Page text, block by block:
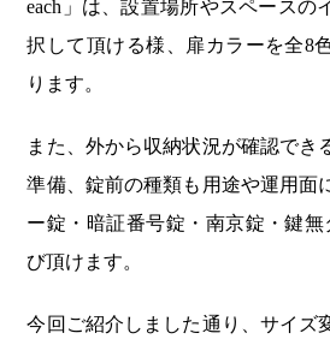
each」は、設置場所やスペースの
択して頂ける様、扉カラーを全8
ります。
また、外から収納状況が確認でき
準備、錠前の種類も用途や運用面
ー錠・暗証番号錠・南京錠・鍵
び頂けます。
今回ご紹介しました通り、サイズ